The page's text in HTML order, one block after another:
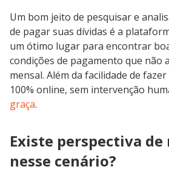
Um bom jeito de pesquisar e
de pagar suas dívidas é a
um ótimo lugar para encontrar
condições de pagamento que não
mensal. Além da facilidade de
100% online, sem intervenção
graça.
Existe perspectiva
nesse cenário?